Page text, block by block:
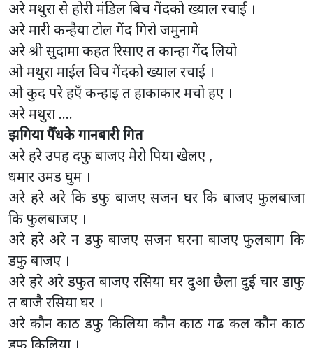
अरे मथुरा से होरी मंडिल बिच गेंदको ख्याल रचाई ।
अरे मारी कन्हैया टोल गेंद गिरो जमुनामे
अरे श्री सुदामा कहत रिसाए त कान्हा गेंद लियो
ओ मथुरा माईल विच गेंदको ख्याल रचाई ।
ओ कुद परे हएँ कन्हाइ त हाकाकार मचो हए ।
अरे मथुरा ….
झगिया पैँधके गानबारी गित
अरे हरे उपह दफु बाजए मेरो पिया खेलए ,
धमार उमड घुम ।
अरे हरे अरे कि डफु बाजए सजन घर कि बाजए फुलबाजा
कि फुलबाजए ।
अरे हरे अरे न डफु बाजए सजन घरना बाजए फुलबाग कि
डफु बाजए ।
अरे हरे अरे डफुत बाजए रसिया घर दुआ छैला दुई चार डाफु
त बाजै रसिया घर ।
अरे कौन काठ डफु किलिया कौन काठ गढ कल कौन काठ
डफु किलिया ।